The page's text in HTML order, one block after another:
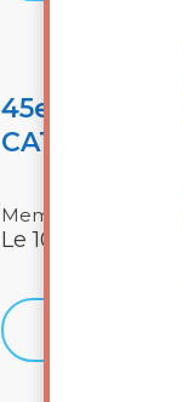
45e
CATAL
Le 10 sept. 2026
Membre-Gratuit